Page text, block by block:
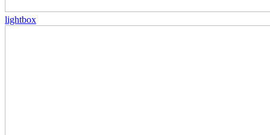
lightbox